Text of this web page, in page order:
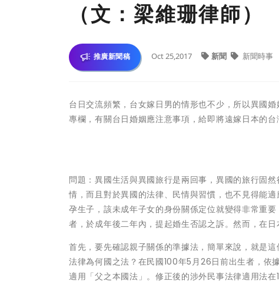
（文：梁維珊律師）
推廣新聞稿 Oct 25,2017 新聞 新聞時事
台日交流頻繁，台女嫁日男的情形也不少，所以異國
專欄，有關台日婚姻應注意事項，給即將遠嫁日本的台
問題：異國生活與異國旅行是兩回事，異國的旅行固
情，而且對於異國的法律、民情與習慣，也不見得能
孕生子，該未成年子女的身份關係定位就變得非常重
者，於成年後二年內，提起婚生否認之訴。然而，在日
首先，要先確認親子關係的準據法，簡單來說，就是
法律為何國之法？在民國100年5月26日前出生者，依
適用「父之本國法」。修正後的涉外民事法律適用法